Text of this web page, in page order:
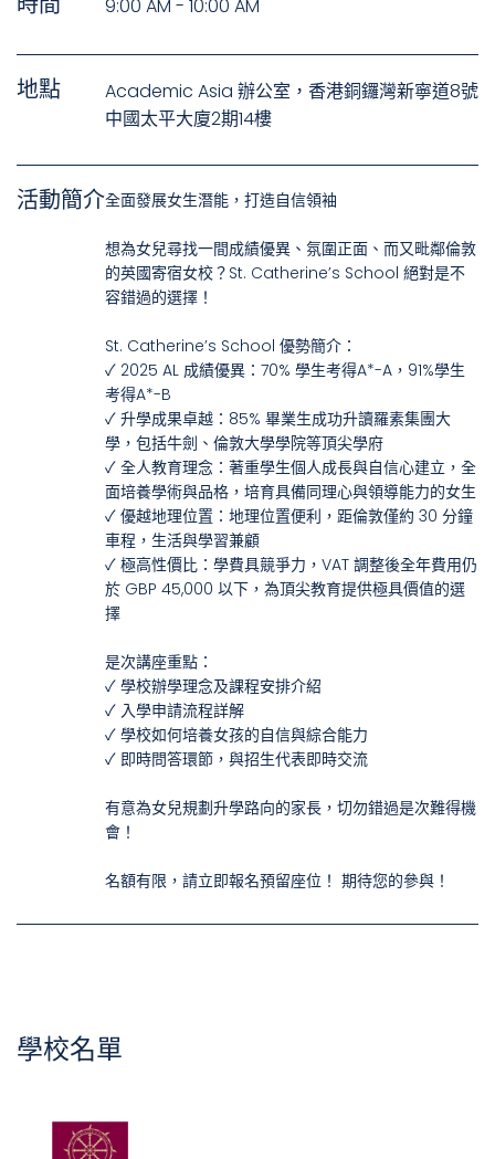
時間 9:00 AM - 10:00 AM
地點
Academic Asia 辦公室，香港銅鑼灣新寧道8號
中國太平大廈2期14樓
活動簡介全面發展女生潛能，打造自信領袖
想為女兒尋找一間成績優異、氛圍正面、而又毗鄰倫敦
的英國寄宿女校？St. Catherine’s School 絕對是不
容錯過的選擇！
St. Catherine’s School 優勢簡介：
✓ 2025 AL 成績優異：70% 學生考得A*-A，91%學生
考得A*-B
✓ 升學成果卓越：85% 畢業生成功升讀羅素集團大
學，包括牛劍、倫敦大學學院等頂尖學府
✓ 全人教育理念：著重學生個人成長與自信心建立，全
面培養學術與品格，培育具備同理心與領導能力的女生
✓ 優越地理位置：地理位置便利，距倫敦僅約 30 分鐘
車程，生活與學習兼顧
✓ 極高性價比：學費具競爭力，VAT 調整後全年費用仍
於 GBP 45,000 以下，為頂尖教育提供極具價值的選
擇
是次講座重點：
✓ 學校辦學理念及課程安排介紹
✓ 入學申請流程詳解
✓ 學校如何培養女孩的自信與綜合能力
✓ 即時問答環節，與招生代表即時交流
有意為女兒規劃升學路向的家長，切勿錯過是次難得機
會！
名額有限，請立即報名預留座位！ 期待您的參與！
學校名單